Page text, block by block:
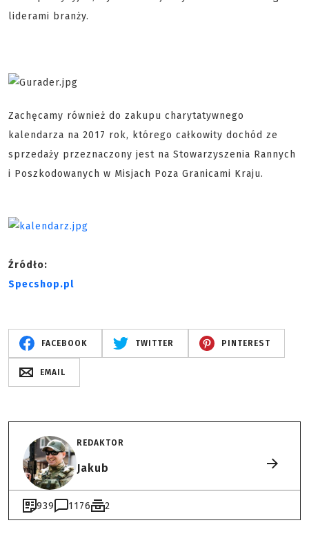
liderami branży.
Zachęcamy również do zakupu charytatywnego
kalendarza na 2017 rok, którego całkowity dochód ze
sprzedaży przeznaczony jest na Stowarzyszenia Rannych
i Poszkodowanych w Misjach Poza Granicami Kraju.
Źródło:
Specshop.pl
FACEBOOK TWITTER PINTEREST
EMAIL
REDAKTOR
Jakub
939 1176 2